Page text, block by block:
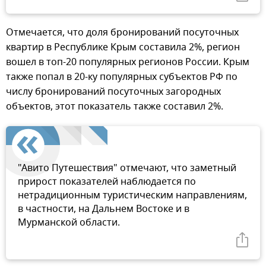
Отмечается, что доля бронирований посуточных
квартир в Республике Крым составила 2%, регион
вошел в топ-20 популярных регионов России. Крым
также попал в 20-ку популярных субъектов РФ по
числу бронирований посуточных загородных
объектов, этот показатель также составил 2%.
"Авито Путешествия" отмечают, что заметный
прирост показателей наблюдается по
нетрадиционным туристическим направлениям,
в частности, на Дальнем Востоке и в
Мурманской области.